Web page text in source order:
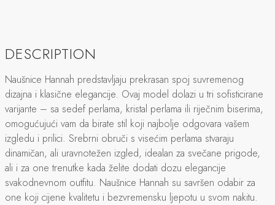
DESCRIPTION
Naušnice Hannah predstavljaju prekrasan spoj suvremenog
dizajna i klasične elegancije. Ovaj model dolazi u tri sofisticirane
varijante – sa sedef perlama, kristal perlama ili riječnim biserima,
omogućujući vam da birate stil koji najbolje odgovara vašem
izgledu i prilici. Srebrni obruči s visećim perlama stvaraju
dinamičan, ali uravnotežen izgled, idealan za svečane prigode,
ali i za one trenutke kada želite dodati dozu elegancije
svakodnevnom outfitu. Naušnice Hannah su savršen odabir za
one koji cijene kvalitetu i bezvremensku ljepotu u svom nakitu.